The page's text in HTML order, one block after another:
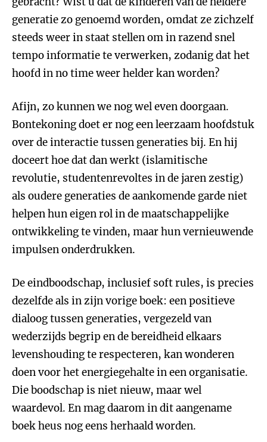
generatie zo genoemd worden, omdat ze zichzelf
steeds weer in staat stellen om in razend snel
tempo informatie te verwerken, zodanig dat het
hoofd in no time weer helder kan worden?
Afijn, zo kunnen we nog wel even doorgaan.
Bontekoning doet er nog een leerzaam hoofdstuk
over de interactie tussen generaties bij. En hij
doceert hoe dat dan werkt (islamitische
revolutie, studentenrevoltes in de jaren zestig)
als oudere generaties de aankomende garde niet
helpen hun eigen rol in de maatschappelijke
ontwikkeling te vinden, maar hun vernieuwende
impulsen onderdrukken.
De eindboodschap, inclusief soft rules, is precies
dezelfde als in zijn vorige boek: een positieve
dialoog tussen generaties, vergezeld van
wederzijds begrip en de bereidheid elkaars
levenshouding te respecteren, kan wonderen
doen voor het energiegehalte in een organisatie.
Die boodschap is niet nieuw, maar wel
waardevol. En mag daarom in dit aangename
boek heus nog eens herhaald worden.